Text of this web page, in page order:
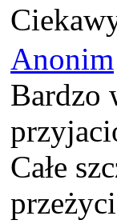
Anonim
Bardzo
Całe